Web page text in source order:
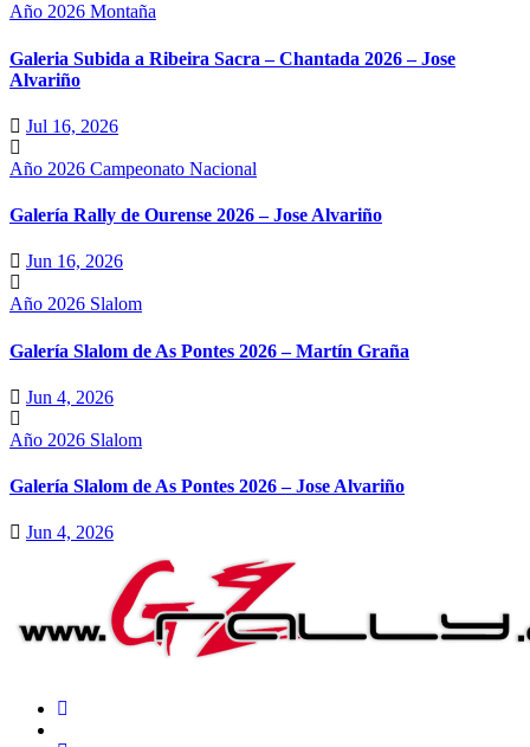
Año 2026 Montaña
Galeria Subida a Ribeira Sacra – Chantada 2026 – Jose
Alvariño
Jul 16, 2026
Año 2026 Campeonato Nacional
Galería Rally de Ourense 2026 – Jose Alvariño
Jun 16, 2026
Año 2026 Slalom
Galería Slalom de As Pontes 2026 – Martín Graña
Jun 4, 2026
Año 2026 Slalom
Galería Slalom de As Pontes 2026 – Jose Alvariño
Jun 4, 2026